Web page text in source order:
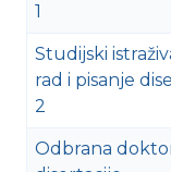
1
Studijski
rad i pisanje
2
Odbrana